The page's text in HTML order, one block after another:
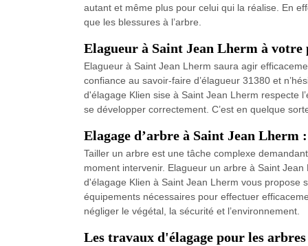
autant et même plus pour celui qui la réalise. En
que les blessures à l’arbre.
Elagueur à Saint Jean Lherm à
Elagueur à Saint Jean Lherm saura agir
confiance au savoir-faire d’élagueur 31380 et
d'élagage Klien sise à Saint Jean Lherm respecte
se développer correctement. C’est en quelque
Elagage d’arbre à Saint Jean Lherm
Tailler un arbre est une tâche complexe
moment intervenir. Elagueur un arbre à Saint
d'élagage Klien à Saint Jean Lherm vous propose
équipements nécessaires pour effectuer
négliger le végétal, la sécurité et l’environnement.
Les travaux d'élagage pour les